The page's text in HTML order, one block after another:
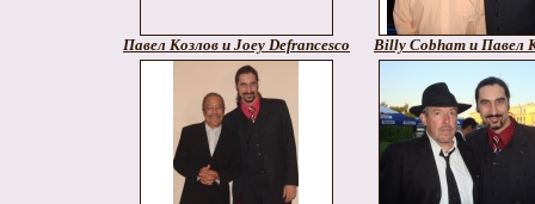
Павел Козлов и Joey Defrancesco Billy Cobham и Павел